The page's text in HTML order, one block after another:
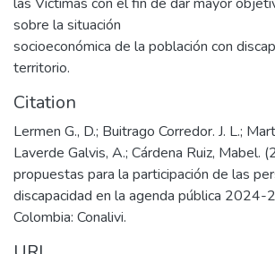
sobre la situación
socioeconómica de la población con
territorio.
Citation
Lermen G., D.; Buitrago Corredor. J. L.;
Laverde Galvis, A.; Cárdena Ruiz, Mabel.
propuestas para la participación de las
discapacidad en la agenda pública 2024-
Colombia: Conalivi.